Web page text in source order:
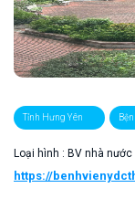
Tỉnh Hưng Yên
Loại hình : BV nhà nước
https://